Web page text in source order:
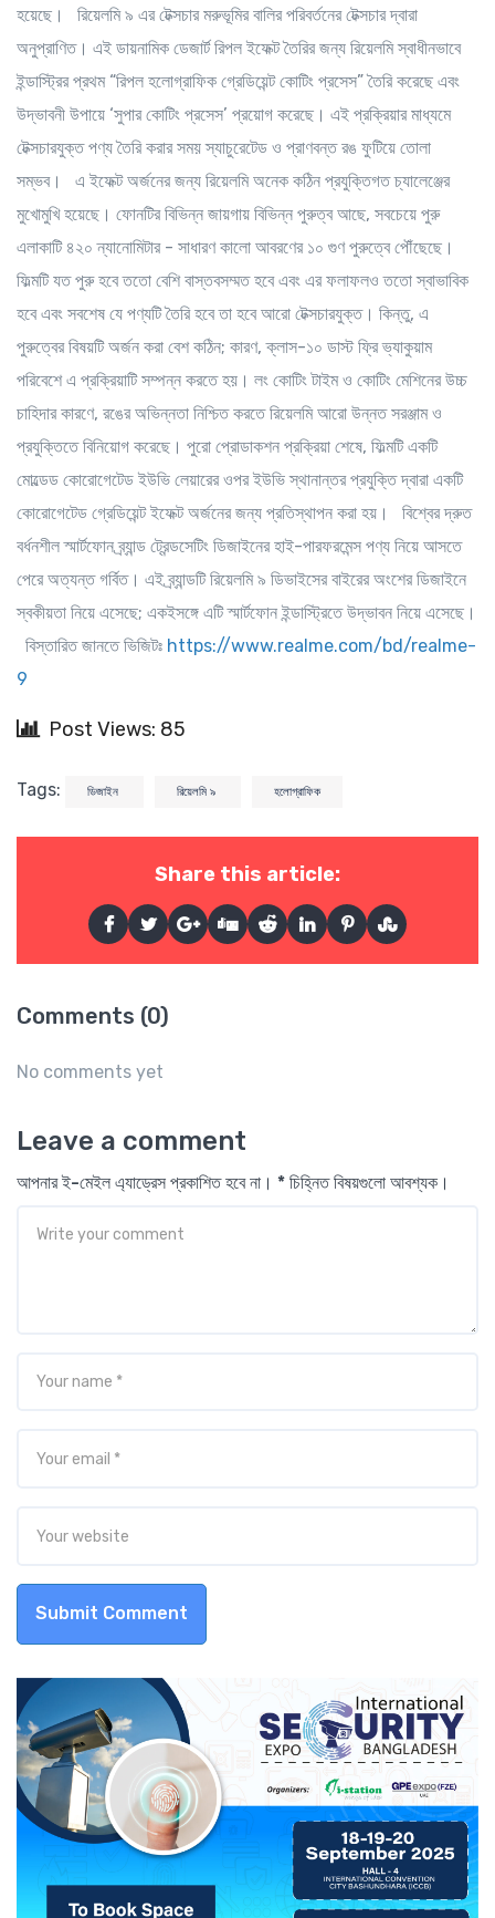
হয়েছে। রিয়েলমি ৯ এর টেক্সচার মরুভূমির বালির পরিবর্তনের টেক্সচার দ্বারা
অনুপ্রাণিত। এই ডায়নামিক ডেজার্ট রিপল ইফেক্ট তৈরির জন্য রিয়েলমি স্বাধীনভাবে
ইন্ডাস্ট্রির প্রথম “রিপল হলোগ্রাফিক গ্রেডিয়েন্ট কোটিং প্রসেস” তৈরি করেছে এবং
উদ্ভাবনী উপায়ে ‘সুপার কোটিং প্রসেস’ প্রয়োগ করেছে। এই প্রক্রিয়ার মাধ্যমে
টেক্সচারযুক্ত পণ্য তৈরি করার সময় স্যাচুরেটেড ও প্রাণবন্ত রঙ ফুটিয়ে তোলা
সম্ভব। এ ইফেক্ট অর্জনের জন্য রিয়েলমি অনেক কঠিন প্রযুক্তিগত চ্যালেঞ্জের
মুখোমুখি হয়েছে। ফোনটির বিভিন্ন জায়গায় বিভিন্ন পুরুত্ব আছে, সবচেয়ে পুরু
এলাকাটি ৪২০ ন্যানোমিটার - সাধারণ কালো আবরণের ১০ গুণ পুরুত্বে পৌঁছেছে।
ফিল্মটি যত পুরু হবে ততো বেশি বাস্তবসম্মত হবে এবং এর ফলাফলও ততো স্বাভাবিক
হবে এবং সবশেষ যে পণ্যটি তৈরি হবে তা হবে আরো টেক্সচারযুক্ত। কিন্তু, এ
পুরুত্বের বিষয়টি অর্জন করা বেশ কঠিন; কারণ, ক্লাস-১০ ডাস্ট ফ্রি ভ্যাকুয়াম
পরিবেশে এ প্রক্রিয়াটি সম্পন্ন করতে হয়। লং কোটিং টাইম ও কোটিং মেশিনের উচ্চ
চাহিদার কারণে, রঙের অভিন্নতা নিশ্চিত করতে রিয়েলমি আরো উন্নত সরঞ্জাম ও
প্রযুক্তিতে বিনিয়োগ করেছে। পুরো প্রোডাকশন প্রক্রিয়া শেষে, ফিল্মটি একটি
মোল্ডেড কোরোগেটেড ইউভি লেয়ারের ওপর ইউভি স্থানান্তর প্রযুক্তি দ্বারা একটি
কোরোগেটেড গ্রেডিয়েন্ট ইফেক্ট অর্জনের জন্য প্রতিস্থাপন করা হয়। বিশ্বের দ্রুত
বর্ধনশীল স্মার্টফোন ব্র্যান্ড ট্রেন্ডসেটিং ডিজাইনের হাই-পারফরমেন্স পণ্য নিয়ে আসতে
পেরে অত্যন্ত গর্বিত। এই ব্র্যান্ডটি রিয়েলমি ৯ ডিভাইসের বাইরের অংশের ডিজাইনে
স্বকীয়তা নিয়ে এসেছে; একইসঙ্গে এটি স্মার্টফোন ইন্ডাস্ট্রিতে উদ্ভাবন নিয়ে এসেছে।
বিস্তারিত জানতে ভিজিটঃ https://www.realme.com/bd/realme-
9
Post Views: 85
Tags: ডিজাইন রিয়েলমি ৯ হলোগ্রাফিক
Share this article:
Comments (0)
No comments yet
Leave a comment
আপনার ই-মেইল এ্যাড্রেস প্রকাশিত হবে না। * চিহ্নিত বিষয়গুলো আবশ্যক।
Submit Comment